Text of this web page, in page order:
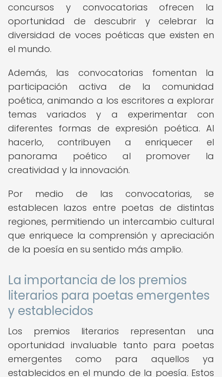
concursos y convocatorias ofrecen la
oportunidad de descubrir y celebrar la
diversidad de voces poéticas que existen en
el mundo.
Además, las convocatorias fomentan la
participación activa de la comunidad
poética, animando a los escritores a explorar
temas variados y a experimentar con
diferentes formas de expresión poética. Al
hacerlo, contribuyen a enriquecer el
panorama poético al promover la
creatividad y la innovación.
Por medio de las convocatorias, se
establecen lazos entre poetas de distintas
regiones, permitiendo un intercambio cultural
que enriquece la comprensión y apreciación
de la poesía en su sentido más amplio.
La importancia de los premios
literarios para poetas emergentes
y establecidos
Los premios literarios representan una
oportunidad invaluable tanto para poetas
emergentes como para aquellos ya
establecidos en el mundo de la poesía. Estos